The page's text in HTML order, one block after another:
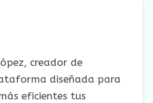
creador de
diseñada para
eficientes tus